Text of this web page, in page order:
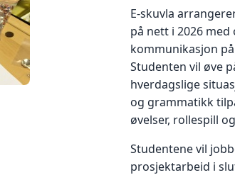
E-skuvla
på nett i 2026
kommunikasjon
Studenten vil øve
hverdagslige
og grammatikk
øvelser, rollespill
Studentene vil
prosjektarbeid i